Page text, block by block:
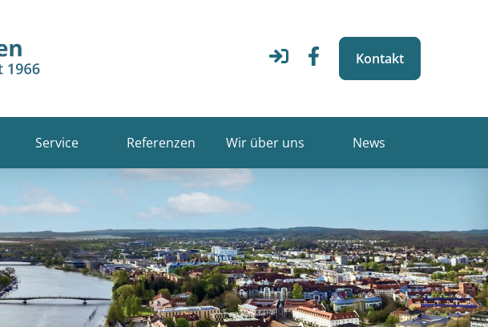
Kontakt
Service Referenzen Wir über uns News